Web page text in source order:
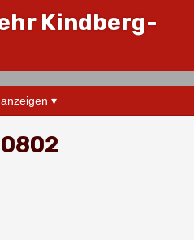
Kindberg-
▾